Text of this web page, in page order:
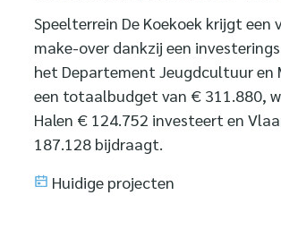
Speelterrein De Koekoek krijgt een
make-over dankzij een
het Departement Jeugdcultuur en
een totaalbudget van € 311.880,
Halen € 124.752 investeert en
187.128 bijdraagt.
Huidige projecten